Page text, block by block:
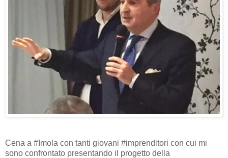
Cena a #Imola con tanti giovani #imprenditori con cui mi
sono confrontato presentando il progetto della